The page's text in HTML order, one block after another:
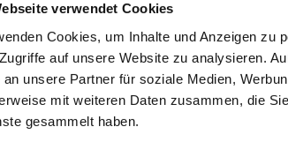
verwendet Cookies
Cookies, um Inhalte und Anzeigen zu
auf unsere Website zu analysieren.
an unsere Partner für soziale Medien,
mit weiteren Daten zusammen, die
gesammelt haben.